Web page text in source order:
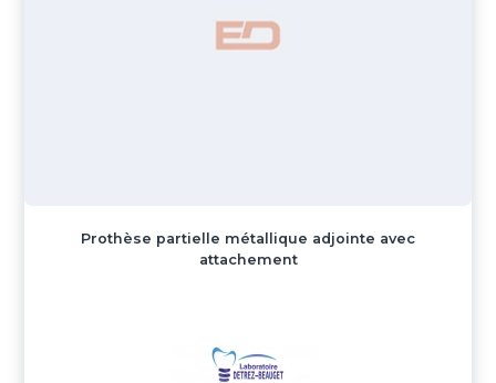
Prothèse partielle métallique adjointe avec
attachement